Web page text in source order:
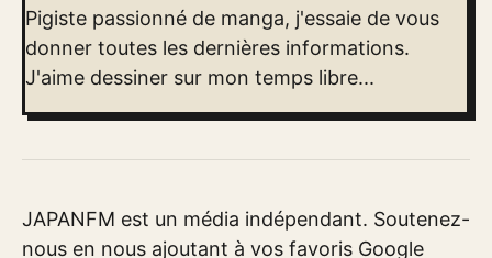
Pigiste passionné de manga, j'essaie de vous
donner toutes les dernières informations.
J'aime dessiner sur mon temps libre...
JAPANFM est un média indépendant. Soutenez-
nous en nous ajoutant à vos favoris Google